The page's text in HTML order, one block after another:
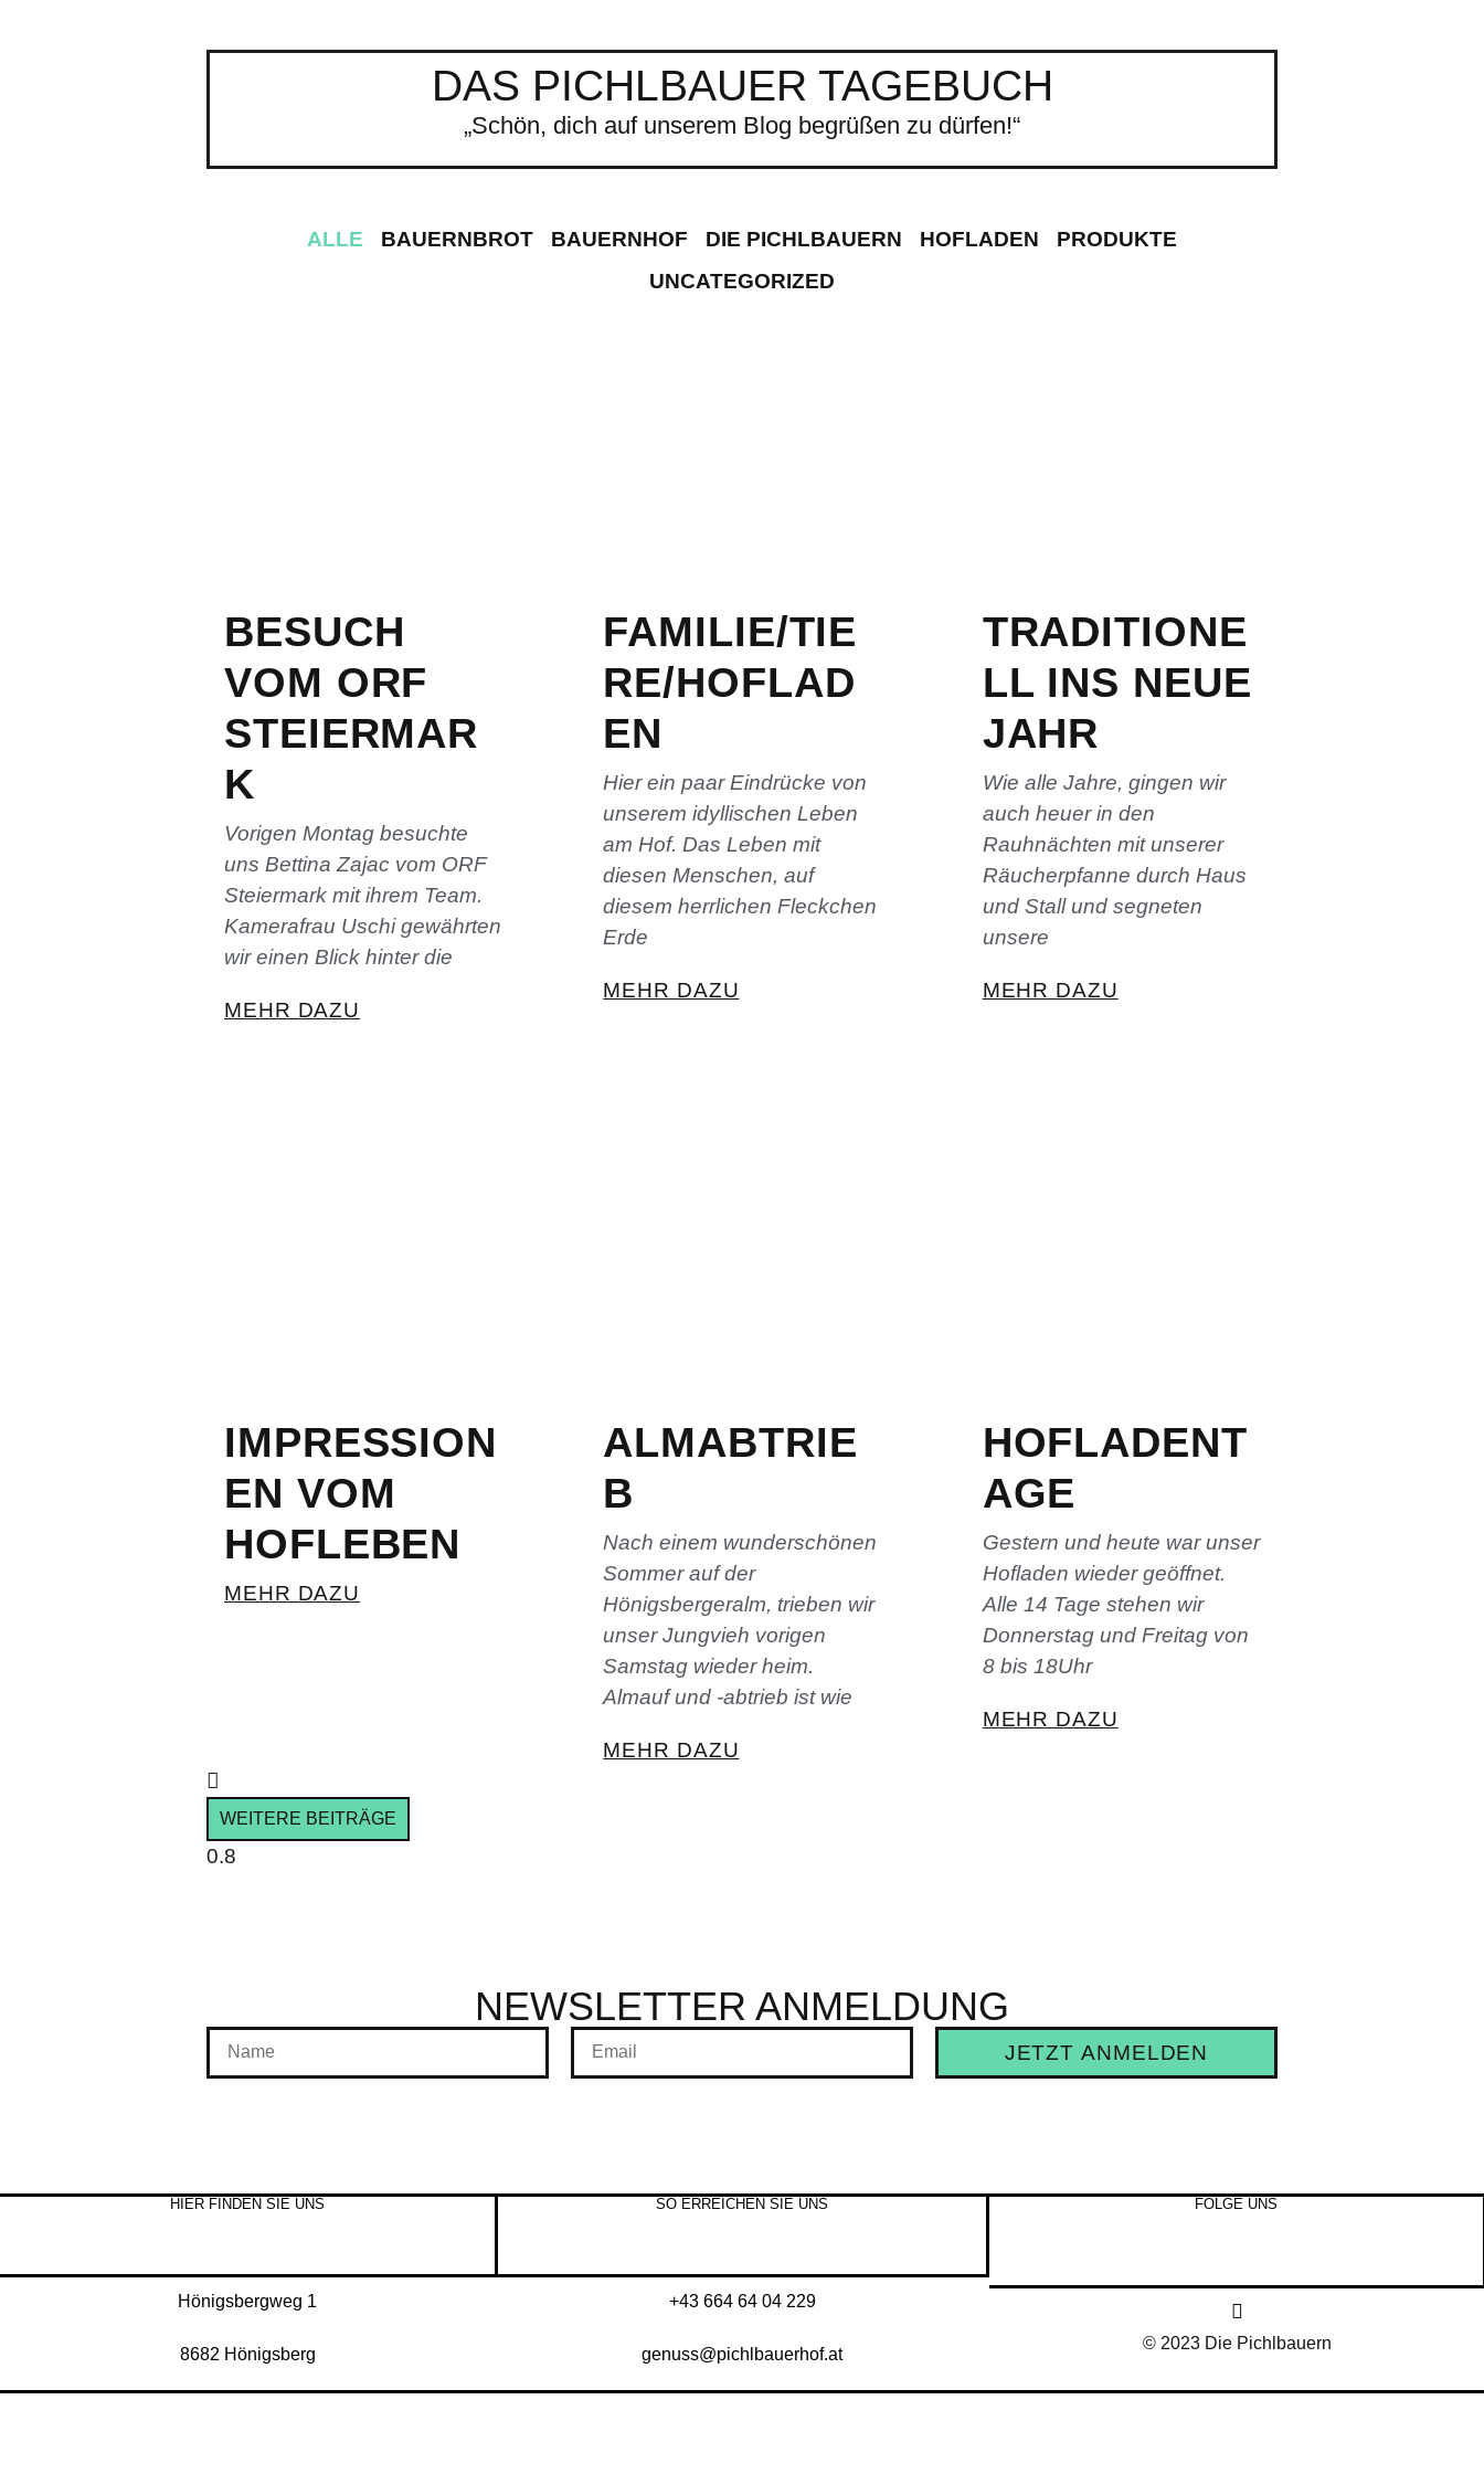
DAS PICHLBAUER TAGEBUCH
„Schön, dich auf unserem Blog begrüßen zu dürfen!“
BAUERNBROT BAUERNHOF DIE PICHLBAUERN HOFLADEN
PRODUKTE
UNCATEGORIZED
ALLE
BESUCH
VOM ORF
STEIERMAR
K
Vorigen Montag besuchte
uns Bettina Zajac vom ORF
Steiermark mit ihrem Team.
Kamerafrau Uschi gewährten
wir einen Blick hinter die
MEHR DAZU
FAMILIE/TIE
RE/HOFLAD
EN
Hier ein paar Eindrücke von
unserem idyllischen Leben
am Hof. Das Leben mit
diesen Menschen, auf
diesem herrlichen Fleckchen
Erde
MEHR DAZU
TRADITIONE
LL INS NEUE
JAHR
Wie alle Jahre, gingen wir
auch heuer in den
Rauhnächten mit unserer
Räucherpfanne durch Haus
und Stall und segneten
unsere
MEHR DAZU
IMPRESSION
EN VOM
HOFLEBEN
MEHR DAZU
ALMABTRIE
B
Nach einem wunderschönen
Sommer auf der
Hönigsbergeralm, trieben wir
unser Jungvieh vorigen
Samstag wieder heim.
Almauf und -abtrieb ist wie
MEHR DAZU
HOFLADENT
AGE
Gestern und heute war unser
Hofladen wieder geöffnet.
Alle 14 Tage stehen wir
Donnerstag und Freitag von
8 bis 18Uhr
MEHR DAZU
WEITERE BEITRÄGE
NEWSLETTER ANMELDUNG
JETZT ANMELDEN
HIER FINDEN SIE UNS
Hönigsbergweg 1
8682 Hönigsberg
SO ERREICHEN SIE UNS
+43 664 64 04 229
genuss@pichlbauerhof.at
FOLGE UNS
© 2023 Die Pichlbauern